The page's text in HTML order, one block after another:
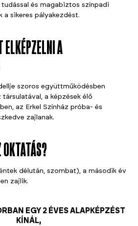
és magabiztos színpadi
a sikeres pályakezdést.
ELKÉPZELNI A
szoros együttműködésben
a képzések élő
az Erkel Színház próba- és
zajlanak.
délután, szombat), a második év
zajlik.
EGY 2 ÉVES ALAPKÉPZÉST
KÍNÁL,